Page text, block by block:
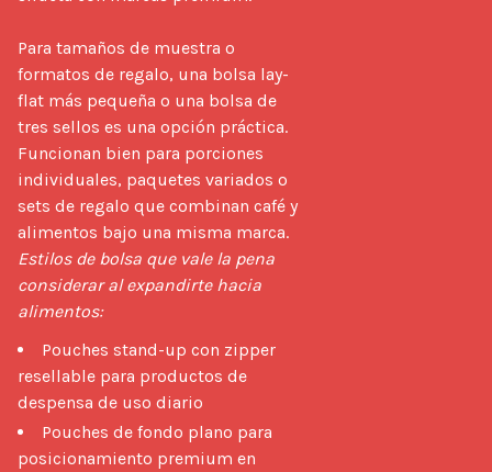
Para tamaños de muestra o
formatos de regalo, una bolsa lay-
flat más pequeña o una bolsa de
tres sellos es una opción práctica.
Funcionan bien para porciones
individuales, paquetes variados o
sets de regalo que combinan café y
Estilos de bolsa que vale la pena
considerar al expandirte hacia
alimentos:
Pouches stand-up con zipper
resellable para productos de
despensa de uso diario
Pouches de fondo plano para
posicionamiento premium en